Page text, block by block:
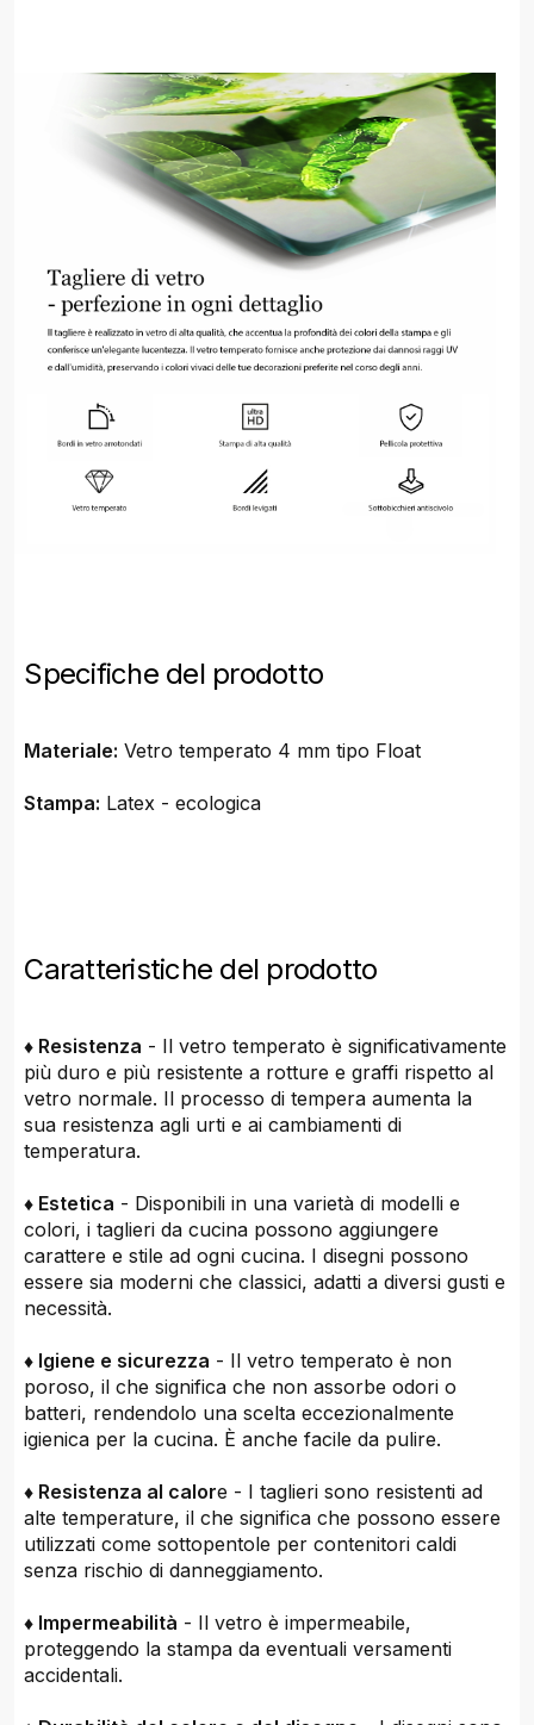
Specifiche del prodotto
Materiale: Vetro temperato 4 mm tipo Float
Stampa: Latex - ecologica
Caratteristiche del prodotto
♦ Resistenza - Il vetro temperato è significativamente
più duro e più resistente a rotture e graffi rispetto al
vetro normale. Il processo di tempera aumenta la
sua resistenza agli urti e ai cambiamenti di
temperatura.
♦ Estetica - Disponibili in una varietà di modelli e
colori, i taglieri da cucina possono aggiungere
carattere e stile ad ogni cucina. I disegni possono
essere sia moderni che classici, adatti a diversi gusti e
necessità.
♦ Igiene e sicurezza - Il vetro temperato è non
poroso, il che significa che non assorbe odori o
batteri, rendendolo una scelta eccezionalmente
igienica per la cucina. È anche facile da pulire.
♦ Resistenza al calore - I taglieri sono resistenti ad
alte temperature, il che significa che possono essere
utilizzati come sottopentole per contenitori caldi
senza rischio di danneggiamento.
♦ Impermeabilità - Il vetro è impermeabile,
proteggendo la stampa da eventuali versamenti
accidentali.